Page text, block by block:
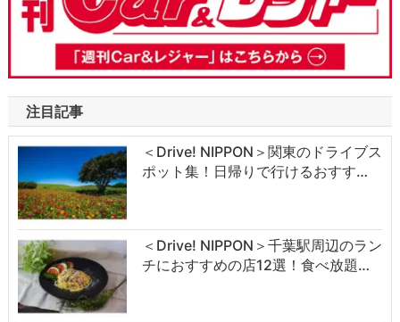
注目記事
＜Drive! NIPPON＞関東のドライブス
ポット集！日帰りで行けるおすす…
＜Drive! NIPPON＞千葉駅周辺のラン
チにおすすめの店12選！食べ放題…